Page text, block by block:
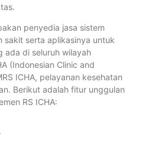
penyedia jasa sistem
sakit serta aplikasinya untuk
ada di seluruh wilayah
(Indonesian Clinic and
ICHA, pelayanan kesehatan
Berikut adalah fitur unggulan
RS ICHA: